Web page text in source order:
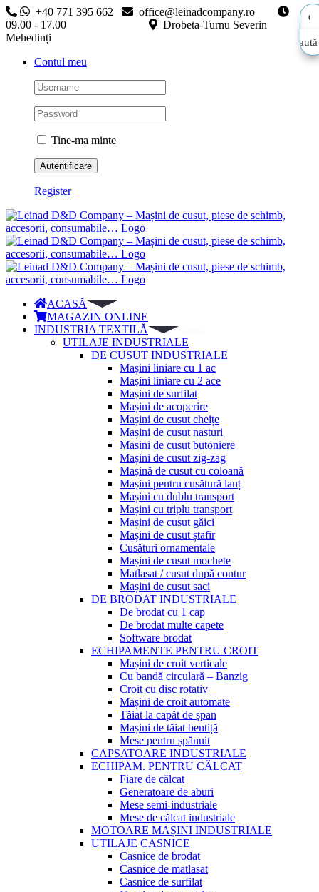
Skip
to
content
+40 771 395 662
office@leinadcompany.ro
09.00 - 17.00
Drobeta-Turnu Severin
Mehedinți
Contul meu
Tine-ma minte
Register
ACASĂ
MAGAZIN ONLINE
INDUSTRIA TEXTILĂ
UTILAJE INDUSTRIALE
DE CUSUT INDUSTRIALE
Mașini liniare cu 1 ac
Mașini liniare cu 2 ace
Mașini de surfilat
Mașini de acoperire
Mașini de cusut cheițe
Mașini de cusut nasturi
Masini de cusut butoniere
Mașini de cusut zig-zag
Mașină de cusut cu coloană
Mașini pentru cusătură lanț
Mașini cu dublu transport
Mașini cu triplu transport
Mașini de cusut găici
Mașini de cusut ștafir
Cusături ornamentale
Mașini de cusut mochete
Matlasat / cusut după contur
Mașini de cusut saci
DE BRODAT INDUSTRIALE
De brodat cu 1 cap
De brodat multe capete
Software brodat
ECHIPAMENTE PENTRU CROIT
Mașini de croit verticale
Cu bandă circulară – Banzig
Croit cu disc rotativ
Mașini de croit automate
Tăiat la capăt de șpan
Mașini de tăiat bentiță
Mese pentru șpănuit
CAPSATOARE INDUSTRIALE
ECHIPAM. PENTRU CĂLCAT
Fiare de călcat
Generatoare de aburi
Mese semi-industriale
Mese de călcat industriale
MOTOARE MAȘINI INDUSTRIALE
UTILAJE CASNICE
Casnice de brodat
Casnice de matlasat
Casnice de surfilat
Caută
Caută